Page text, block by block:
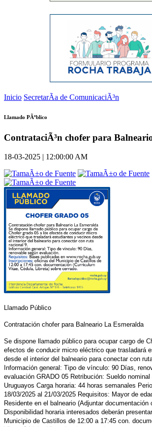
Inicio SecretarÃ­a de ComunicaciÃ³n
Llamado PÃºblico
ContrataciÃ³n chofer para
18-03-2025 | 12:00:00 AM
Llamado Público
Contratación chofer para Balneario La Esmeralda
Se dispone llamado público para ocupar cargo de
efectos de conducir micro eléctrico que trasladará
desde el interior del balneario para conectar con
Información general: Tipo de vínculo: 90 Días,
evaluación GRADO 05 Retribución: Sueldo
Uruguayos Carga horaria: 44 horas semanales
18/03/2025 al 21/03/2025 Requisitos: Mayor de
Residente en el balneario (Adjuntar documentación
Disponibilidad horaria interesados deberán
Municipio de Castillos de 12:00 a 17:45 con.